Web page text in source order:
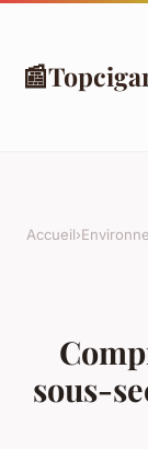
📰
Accueil›
sous-